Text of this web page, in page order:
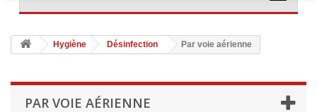
Hygiène Désinfection Par voie aérienne
PAR VOIE AÉRIENNE